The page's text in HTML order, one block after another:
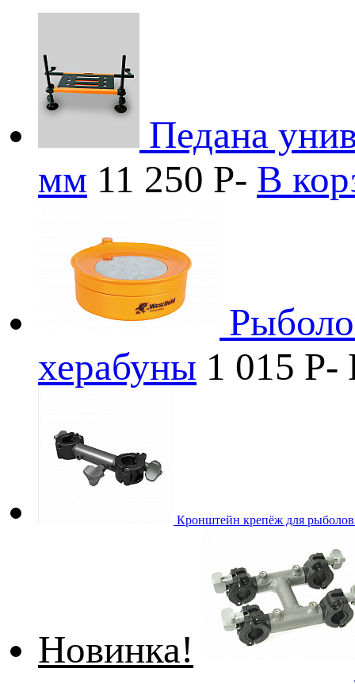
Педана
мм 11 250 P- В
херабуны 1 015 P-
Кронштейн крепёж для
Новинка!